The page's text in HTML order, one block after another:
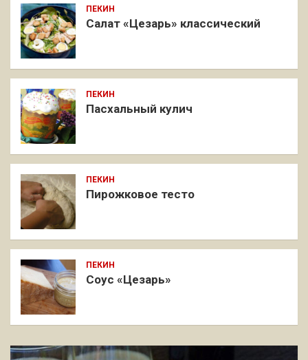
ПЕКИН
Салат «Цезарь» классический
ПЕКИН
Пасхальный кулич
ПЕКИН
Пирожковое тесто
ПЕКИН
Соус «Цезарь»